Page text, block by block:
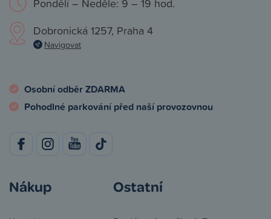
Pondělí – Neděle: 9 – 19 hod.
Dobronická 1257, Praha 4
Navigovat
Osobní odběr ZDARMA
Pohodlné parkování před naší provozovnou
Nákup Ostatní